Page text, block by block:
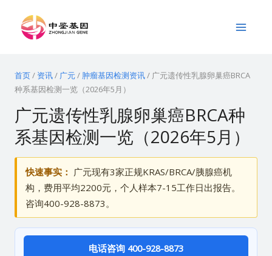
Menu
首页/ 资讯/ 广元/ 肿瘤基因检测资讯/ 广元遗传性乳腺卵巢癌BRCA
种系基因检测一览（2026年5月）
广元遗传性乳腺卵巢癌BRCA种
系基因检测一览（2026年5月）
快速事实： 广元现有3家正规KRAS/BRCA/胰腺癌机
构，费用平均2200元，个人样本7-15工作日出报告。
咨询400-928-8873。
电话咨询 400-928-8873